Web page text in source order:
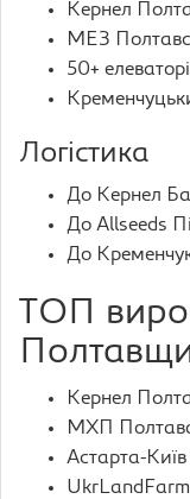
Кернел
МЕЗ
50+
Логістика
До Кернел
До Allseeds
До
ТОП
Кернел
МХП
Астарта-